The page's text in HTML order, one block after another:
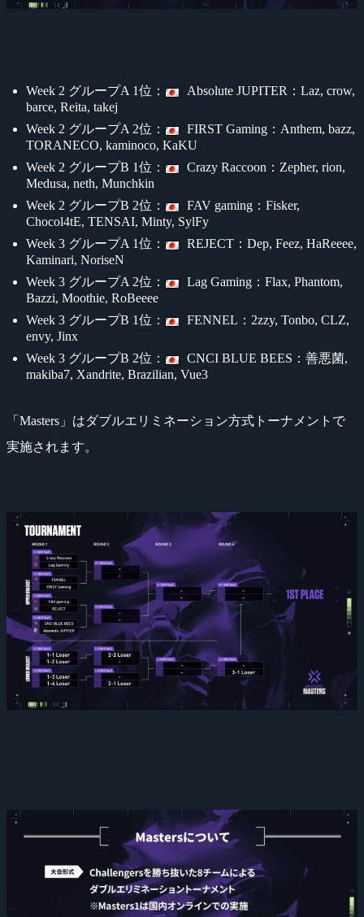
Week 2 グループA 1位：
Absolute JUPITER：Laz, crow,
barce, Reita, takej
Week 2 グループA 2位：
FIRST Gaming：Anthem, bazz,
TORANECO, kaminoco, KaKU
Week 2 グループB 1位：
Crazy Raccoon：Zepher, rion,
Medusa, neth, Munchkin
Week 2 グループB 2位：
FAV gaming：Fisker,
Chocol4tE, TENSAI, Minty, SylFy
Week 3 グループA 1位：
REJECT：Dep, Feez, HaReeee,
Kaminari, NoriseN
Week 3 グループA 2位：
Lag Gaming：Flax, Phantom,
Bazzi, Moothie, RoBeeee
Week 3 グループB 1位：
FENNEL：2zzy, Tonbo, CLZ,
envy, Jinx
Week 3 グループB 2位：
CNCI BLUE BEES：善悪菌,
makiba7, Xandrite, Brazilian, Vue3
「Masters」はダブルエリミネーション方式トーナメントで
実施されます。